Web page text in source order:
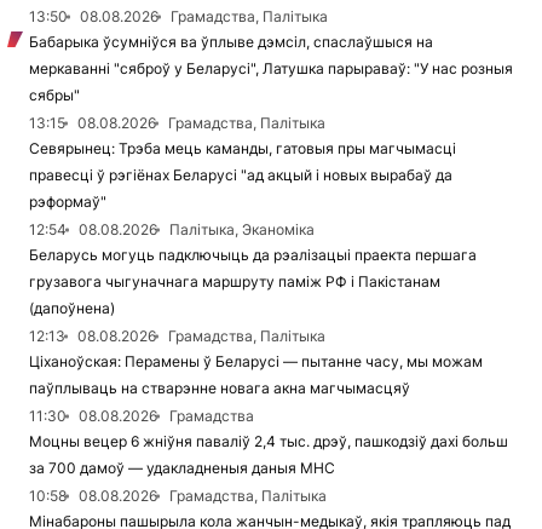
13:50
08.08.2026
Грамадства, Палітыка
Бабарыка ўсумніўся ва ўплыве дэмсіл, спаслаўшыся на
меркаванні "сяброў у Беларусі", Латушка парыраваў: "У нас розныя
сябры"
13:15
08.08.2026
Грамадства, Палітыка
Севярынец: Трэба мець каманды, гатовыя пры магчымасці
правесці ў рэгіёнах Беларусі "ад акцый і новых вырабаў да
рэформаў"
12:54
08.08.2026
Палітыка, Эканоміка
Беларусь могуць падключыць да рэалізацыі праекта першага
грузавога чыгуначнага маршруту паміж РФ і Пакістанам
(дапоўнена)
12:13
08.08.2026
Грамадства, Палітыка
Ціханоўская: Перамены ў Беларусі — пытанне часу, мы можам
паўплываць на стварэнне новага акна магчымасцяў
11:30
08.08.2026
Грамадства
Моцны вецер 6 жніўня паваліў 2,4 тыс. дрэў, пашкодзіў дахі больш
за 700 дамоў — удакладненыя даныя МНС
10:58
08.08.2026
Грамадства, Палітыка
Мінабароны пашырыла кола жанчын-медыкаў, якія трапляюць пад